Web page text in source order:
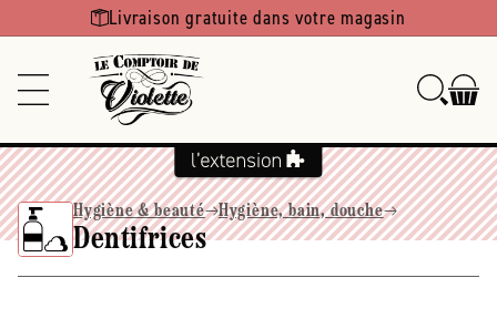
Ignorer et
passer au Livraison gratuite dans votre magasin
Hygiène & beauté Hygiène, bain, douche
Dentifrices